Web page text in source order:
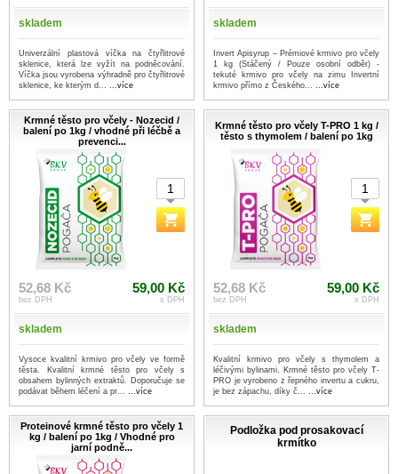
skladem
Univerzální plastová víčka na čtyřlitrové
sklenice, která lze vyžít na podněcování.
Víčka jsou vyrobena výhradně pro čtyřlitrové
sklenice, ke kterým d... ...více
skladem
Invert Apisyrup – Prémiové krmivo pro včely
1 kg (Stáčený / Pouze osobní odběr) -
tekuté krmivo pro včely na zimu Invertní
krmivo přímo z Českého... ...více
Krmné těsto pro včely - Nozecid /
balení po 1kg / vhodné při léčbě a
prevenci...
52,68 Kč
bez DPH
59,00 Kč
s DPH
skladem
Vysoce kvalitní krmivo pro včely ve formě
těsta. Kvalitní krmné těsto pro včely s
obsahem bylinných extraktů. Doporučuje se
podávat během léčení a pr... ...více
Krmné těsto pro včely T-PRO 1 kg /
těsto s thymolem / balení po 1kg
52,68 Kč
bez DPH
59,00 Kč
s DPH
skladem
Kvalitní krmivo pro včely s thymolem a
léčivými bylinami. Krmné těsto pro včely T-
PRO je vyrobeno z řepného invertu a cukru,
je bez zápachu, díky č... ...více
Proteinové krmné těsto pro včely 1
kg / balení po 1kg / Vhodné pro
jarní podně...
Podložka pod prosakovací
krmítko